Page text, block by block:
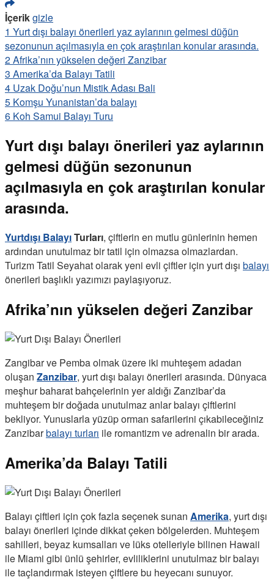
İçerikgizle
1 Yurt dışı balayı önerileri yaz aylarının gelmesi düğün
sezonunun açılmasıyla en çok araştırılan konular arasında.
2Afrika’nın yükselen değeri Zanzibar
3 Amerika’da Balayı Tatili
4 Uzak Doğu’nun Mistik Adası Bali
5 Komşu Yunanistan’da balayı
6 Koh Samui Balayı Turu
Yurt dışı balayı önerileri yaz aylarının
gelmesi düğün sezonunun
açılmasıyla en çok araştırılan konular
arasında.
Yurtdışı BalayıTurları, çiftlerin en mutlu günlerinin hemen
ardından unutulmaz bir tatil için olmazsa olmazlardan.
Turizm Tatil Seyahat olarak yeni evli çiftler için yurt dışı balayı
önerileri başlıklı yazımızı paylaşıyoruz.
Afrika’nın yükselen değeri Zanzibar
Zangibar ve Pemba olmak üzere iki muhteşem adadan
oluşan Zanzibar, yurt dışı balayı önerileri arasında. Dünyaca
meşhur baharat bahçelerinin yer aldığı Zanzibar’da
muhteşem bir doğada unutulmaz anlar balayı çiftlerini
bekliyor. Yunuslarla yüzüp orman safarilerini çıkabileceğiniz
Zanzibarbalayı turları ile romantizm ve adrenalin bir arada.
Amerika’da Balayı Tatili
Balayı çiftleri için çok fazla seçenek sunan Amerika, yurt dışı
balayı önerileri içinde dikkat çeken bölgelerden. Muhteşem
sahilleri, beyaz kumsalları ve lüks otelleriyle bilinen Hawaii
ile Miami gibi ünlü şehirler, evliliklerini unutulmaz bir balayı
ile taçlandırmak isteyen çiftlere bu heyecanı sunuyor.